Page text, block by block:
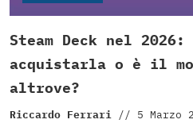
Steam Deck nel 2026:
acquistarla o è il
altrove?
Riccardo Ferrari // 5 Marzo